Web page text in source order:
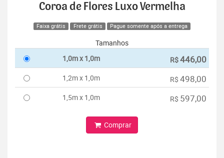
Coroa de Flores Luxo Vermelha
Faixa grátis Frete grátis Pague somente após a entrega
Tamanhos
1,0m x 1,0m
R$446,00
1,2m x 1,0m R$ 498,00
1,5m x 1,0m R$ 597,00
Comprar